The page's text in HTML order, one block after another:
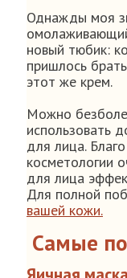
Однажды моя
новый тюбик:
пришлось
этот же крем.
Можно
использовать
для лица.
косметологии
для лица
Для полной
вашей кожи.
Самые